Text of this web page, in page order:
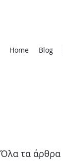
Home Blog
Όλα τα άρθρα